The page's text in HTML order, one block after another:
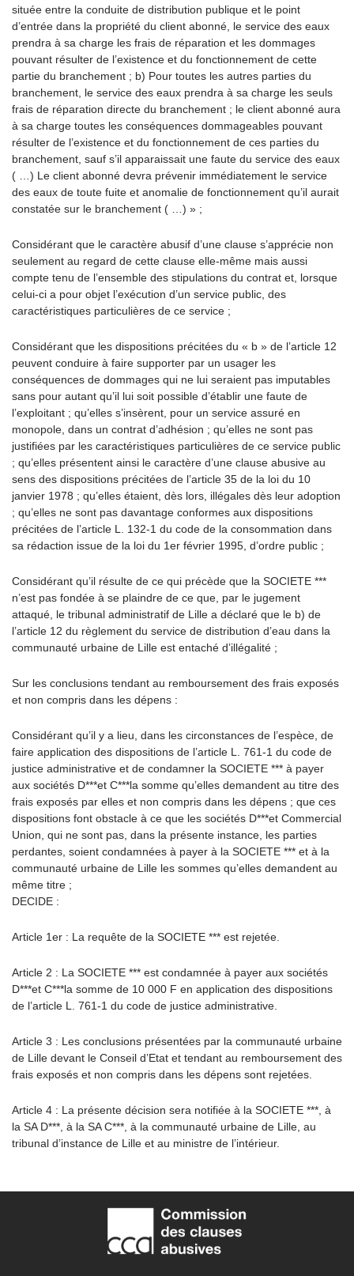
située entre la conduite de distribution publique et le point
d’entrée dans la propriété du client abonné, le service des eaux
prendra à sa charge les frais de réparation et les dommages
pouvant résulter de l’existence et du fonctionnement de cette
partie du branchement ; b) Pour toutes les autres parties du
branchement, le service des eaux prendra à sa charge les seuls
frais de réparation directe du branchement ; le client abonné aura
à sa charge toutes les conséquences dommageables pouvant
résulter de l’existence et du fonctionnement de ces parties du
branchement, sauf s’il apparaissait une faute du service des eaux
( …) Le client abonné devra prévenir immédiatement le service
des eaux de toute fuite et anomalie de fonctionnement qu’il aurait
constatée sur le branchement ( …) » ;
Considérant que le caractère abusif d’une clause s’apprécie non
seulement au regard de cette clause elle-même mais aussi
compte tenu de l’ensemble des stipulations du contrat et, lorsque
celui-ci a pour objet l’exécution d’un service public, des
caractéristiques particulières de ce service ;
Considérant que les dispositions précitées du « b » de l’article 12
peuvent conduire à faire supporter par un usager les
conséquences de dommages qui ne lui seraient pas imputables
sans pour autant qu’il lui soit possible d’établir une faute de
l’exploitant ; qu’elles s’insèrent, pour un service assuré en
monopole, dans un contrat d’adhésion ; qu’elles ne sont pas
justifiées par les caractéristiques particulières de ce service public
; qu’elles présentent ainsi le caractère d’une clause abusive au
sens des dispositions précitées de l’article 35 de la loi du 10
janvier 1978 ; qu’elles étaient, dès lors, illégales dès leur adoption
; qu’elles ne sont pas davantage conformes aux dispositions
précitées de l’article L. 132-1 du code de la consommation dans
sa rédaction issue de la loi du 1er février 1995, d’ordre public ;
Considérant qu’il résulte de ce qui précède que la SOCIETE ***
n’est pas fondée à se plaindre de ce que, par le jugement
attaqué, le tribunal administratif de Lille a déclaré que le b) de
l’article 12 du règlement du service de distribution d’eau dans la
communauté urbaine de Lille est entaché d’illégalité ;
Sur les conclusions tendant au remboursement des frais exposés
et non compris dans les dépens :
Considérant qu’il y a lieu, dans les circonstances de l’espèce, de
faire application des dispositions de l’article L. 761-1 du code de
justice administrative et de condamner la SOCIETE *** à payer
aux sociétés D***et C***la somme qu’elles demandent au titre des
frais exposés par elles et non compris dans les dépens ; que ces
dispositions font obstacle à ce que les sociétés D***et Commercial
Union, qui ne sont pas, dans la présente instance, les parties
perdantes, soient condamnées à payer à la SOCIETE *** et à la
communauté urbaine de Lille les sommes qu’elles demandent au
même titre ;
DECIDE :
Article 1er : La requête de la SOCIETE *** est rejetée.
Article 2 : La SOCIETE *** est condamnée à payer aux sociétés
D***et C***la somme de 10 000 F en application des dispositions
de l’article L. 761-1 du code de justice administrative.
Article 3 : Les conclusions présentées par la communauté urbaine
de Lille devant le Conseil d’Etat et tendant au remboursement des
frais exposés et non compris dans les dépens sont rejetées.
Article 4 : La présente décision sera notifiée à la SOCIETE ***, à
la SA D***, à la SA C***, à la communauté urbaine de Lille, au
tribunal d’instance de Lille et au ministre de l’intérieur.